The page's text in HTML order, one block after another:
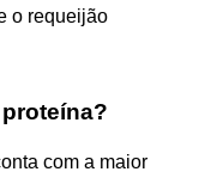
o requeijão
com a maior